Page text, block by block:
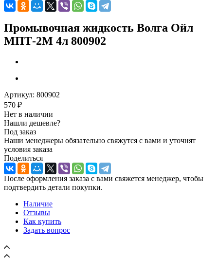
Промывочная жидкость Волга Ойл
МПТ-2М 4л 800902
Артикул: 800902
570 ₽
Нет в наличии
Нашли дешевле?
Под заказ
Наши менеджеры обязательно свяжутся с вами и уточнят
условия заказа
Поделиться
После оформления заказа с вами свяжется менеджер, чтобы
подтвердить детали покупки.
Наличие
Отзывы
Как купить
Задать вопрос